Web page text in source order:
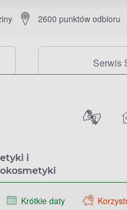
2600 punktów odbioru
Serwis
i
Krótkie daty